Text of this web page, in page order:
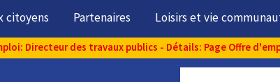
citoyens Partenaires Loisirs et vie
Directeur des travaux publics - Détails: Page Offre